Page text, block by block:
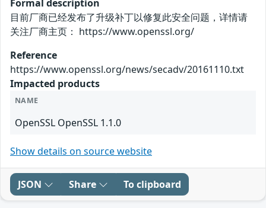
Formal description
目前厂商已经发布了升级补丁以修复此安全问题，详情请
关注厂商主页： https://www.openssl.org/
Reference
https://www.openssl.org/news/secadv/20161110.txt
Impacted products
NAME
OpenSSL OpenSSL 1.1.0
Show details on source website
JSON Share To clipboard